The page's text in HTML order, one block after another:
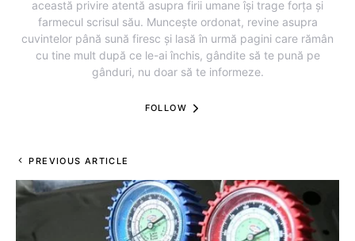
această privire atentă asupra firii umane își trage forța și
farmecul scrisul său. Muncește ordonat, revine asupra
cuvintelor până sună firesc și lasă în urmă pagini care rămân
cu tine mult după ce le-ai închis, gândite să te pună pe
gânduri, nu doar să te informeze.
FOLLOW
PREVIOUS ARTICLE